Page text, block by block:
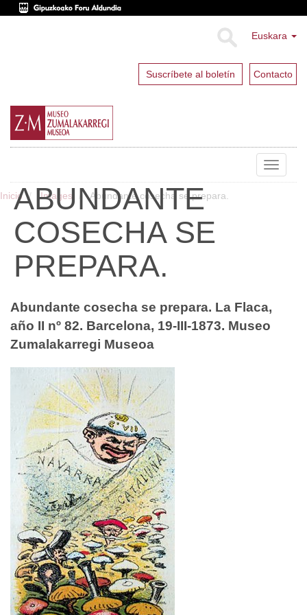
Euskara
Suscríbete al boletín Contacto
Toggle
Inicio Images Abundante cosecha se prepara.
ABUNDANTE
COSECHA SE
PREPARA.
Abundante cosecha se prepara. La Flaca,
año II nº 82. Barcelona, 19-III-1873. Museo
Zumalakarregi Museoa